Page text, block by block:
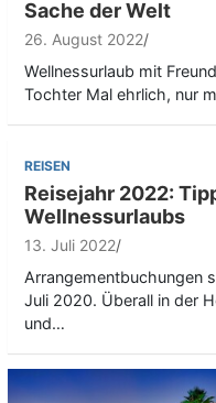
Sache der Welt
26. August 2022
Wellnessurlaub mit
Tochter Mal ehrlich, nur
REISEN
Reisejahr 2022:
Wellnessurlaubs
13. Juli 2022
Arrangementbuchungen
Juli 2020. Überall in der
und…